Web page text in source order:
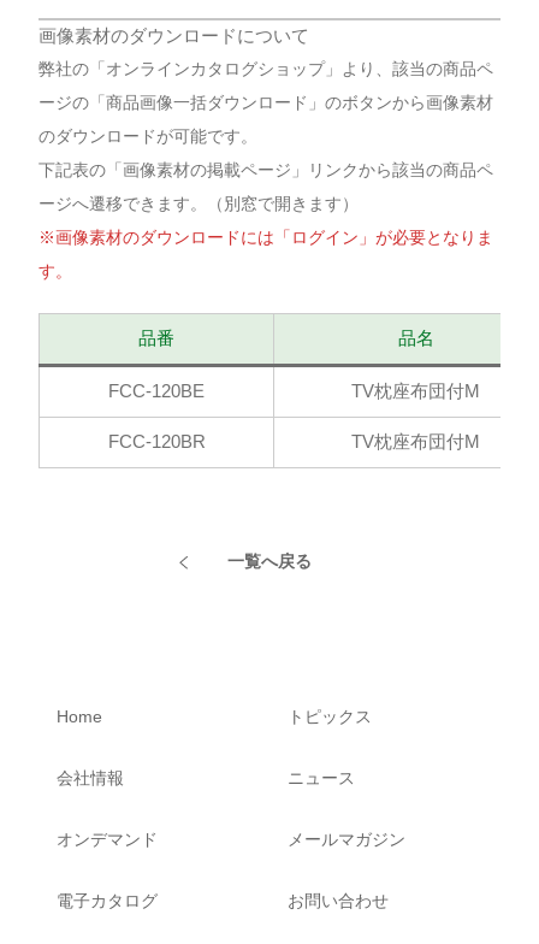
画像素材のダウンロードについて
弊社の「オンラインカタログショップ」より、該当の商品ペ
ージの「商品画像一括ダウンロード」のボタンから画像素材
のダウンロードが可能です。
下記表の「画像素材の掲載ページ」リンクから該当の商品ペ
ージへ遷移できます。（別窓で開きます）
※画像素材のダウンロードには「ログイン」が必要となりま
す。
品番 品名
FCC-120BE TV枕座布団付M
FCC-120BR TV枕座布団付M
一覧へ戻る
Home
会社情報
オンデマンド
電子カタログ
トピックス
ニュース
メールマガジン
お問い合わせ